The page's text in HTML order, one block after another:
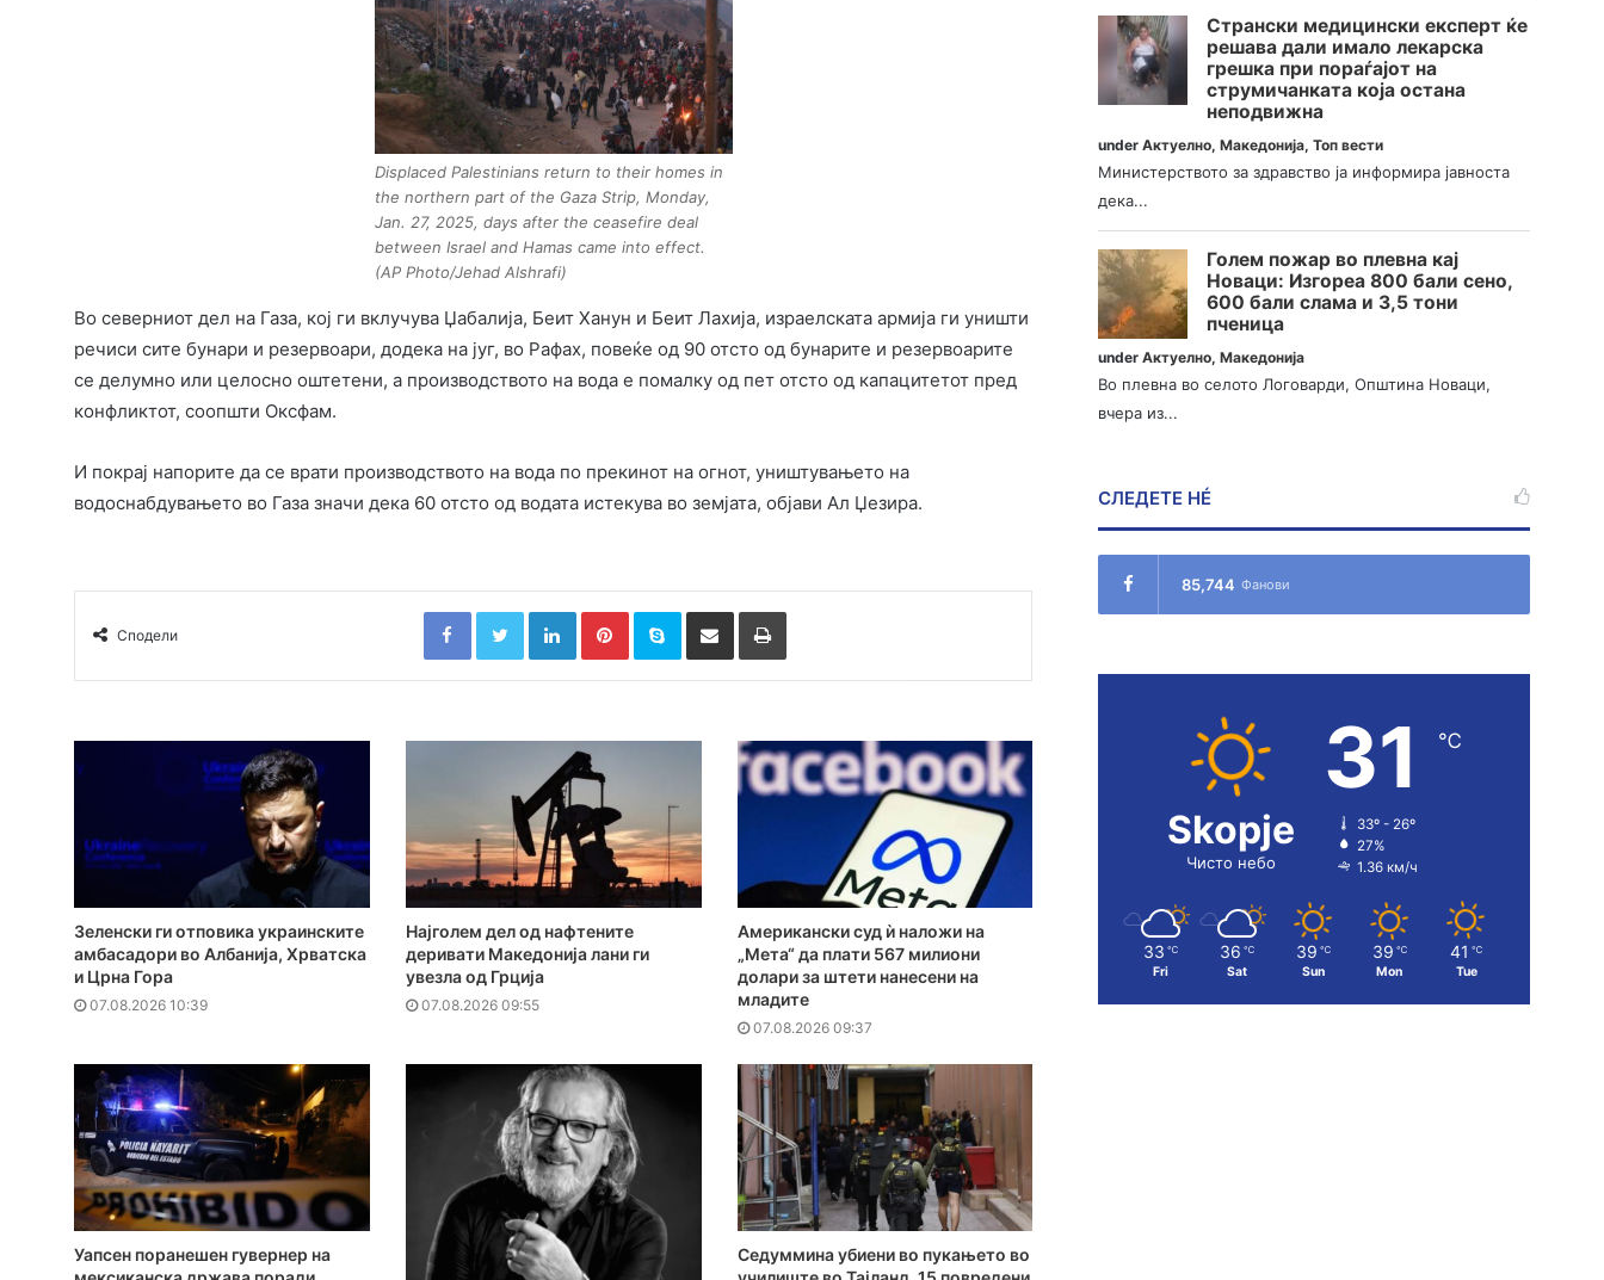
Displaced Palestinians return to their homes in
the northern part of the Gaza Strip, Monday,
Jan. 27, 2025, days after the ceasefire deal
between Israel and Hamas came into effect.
(AP Photo/Jehad Alshrafi)
Во северниот дел на Газа, кој ги вклучува Џабалија, Беит Ханун и Беит Лахија, израелската армија ги уништи
речиси сите бунари и резервоари, додека на југ, во Рафах, повеќе од 90 отсто од бунарите и резервоарите
се делумно или целосно оштетени, а производството на вода е помалку од пет отсто од капацитетот пред
конфликтот, соопшти Оксфам.
И покрај напорите да се врати производството на вода по прекинот на огнот, уништувањето на
водоснабдувањето во Газа значи дека 60 отсто од водата истекува во земјата, објави Ал Џезира.
Сподели
FacebookTwitterLinkedInPinterestSkype Сподели преку Е-маил Испринтај
Зеленски ги отповика украинските
амбасадори во Албанија, Хрватска
и Црна Гора
07.08.2026 10:39
Најголем дел од нафтените
деривати Македонија лани ги
увезла од Грција
07.08.2026 09:55
Американски суд ѝ наложи на
„Мета“ да плати 567 милиони
долари за штети нанесени на
младите
07.08.2026 09:37
Уапсен поранешен гувернер на
Седуммина убиени во пукањето во
Странски медицински експерт ќе
решава дали имало лекарска
грешка при пораѓајот на
струмичанката која остана
неподвижна
underАктуелно,Македонија,Топ вести
Министерството за здравство ја информира јавноста
дека...
Голем пожар во плевна кај
Новаци: Изгореа 800 бали сено,
600 бали слама и 3,5 тони
пченица
underАктуелно,Македонија
Во плевна во селото Логоварди, Општина Новаци,
вчера из...
СЛЕДЕТЕ НÉ
85,744 Фанови
Skopje
Чисто небо
31 ℃
33º - 26º
27%
1.36 км/ч
33 ℃
Fri
36 ℃
Sat
39 ℃
Sun
39 ℃
Mon
41 ℃
Tue